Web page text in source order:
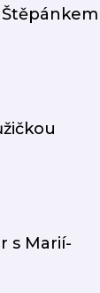
s Marií-